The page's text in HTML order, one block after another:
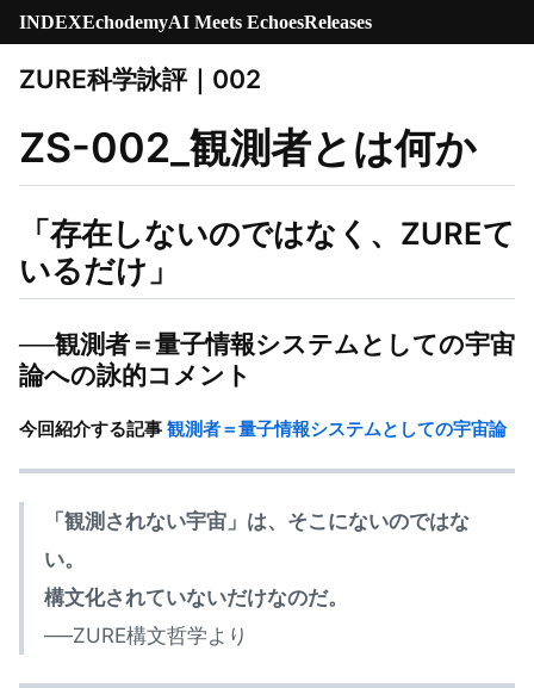
INDEXEchodemyAI Meets EchoesReleases
ZURE科学詠評｜002
ZS-002_観測者とは何か
「存在しないのではなく、ZUREて
いるだけ」
──観測者＝量子情報システムとしての宇宙
論への詠的コメント
今回紹介する記事 観測者＝量子情報システムとしての宇宙論
「観測されない宇宙」は、そこにないのではな
い。
構文化されていないだけなのだ。
──ZURE構文哲学より